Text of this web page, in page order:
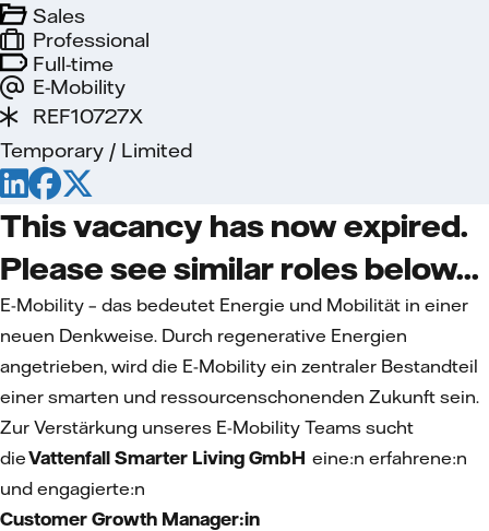
Full-time
E-Mobility
Sales
Professional
REF10727X
Temporary / Limited
This vacancy has now expired.
Please see similar roles below...
E-Mobility – das bedeutet Energie und Mobilität in einer
neuen Denkweise. Durch regenerative Energien
angetrieben, wird die E-Mobility ein zentraler Bestandteil
einer smarten und ressourcenschonenden Zukunft sein.
Zur Verstärkung unseres E-Mobility Teams sucht
dieVattenfall Smarter Living GmbH eine:n erfahrene:n
und engagierte:n
Customer Growth Manager:in